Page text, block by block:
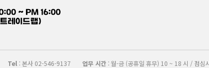
Tel : 본사 02-546-9137 업무 시간: 월-금 (공휴일 휴무) 10 ~ 18 시 / 점심